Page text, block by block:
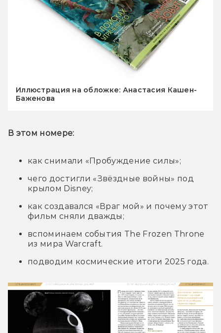
Иллюстрация на обложке: Анастасия Кашен-
Баженова
В этом номере:
как снимали «Пробуждение силы»;
чего достигли «Звёздные войны» под
крылом Disney;
как создавался «Враг мой» и почему этот
фильм сняли дважды;
вспоминаем события The Frozen Throne
из мира Warcraft.
подводим космические итоги 2025 года.